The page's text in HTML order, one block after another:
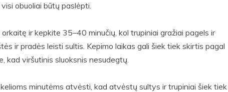
obuoliai būtų paslėpti.
ir kepkite 35–40 minučių, kol trupiniai gražiai pagels ir
ir pradės leisti sultis. Kepimo laikas gali šiek tiek skirtis pagal
kad viršutinis sluoksnis nesudegtų.
minutėms atvėsti, kad atvėstų sultys ir trupiniai šiek tiek